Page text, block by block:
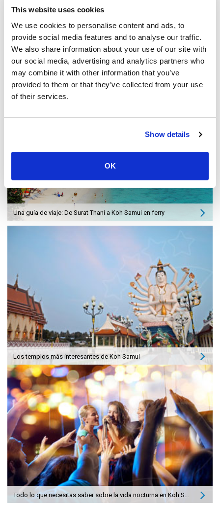
This website uses cookies
We use cookies to personalise content and ads, to
provide social media features and to analyse our traffic.
We also share information about your use of our site with
our social media, advertising and analytics partners who
may combine it with other information that you’ve
provided to them or that they’ve collected from your use
of their services.
Show details
OK
Últimos artículos
Una guía de viaje: De Surat Thani a Koh Samui en ferry
Los templos más interesantes de Koh Samui
Todo lo que necesitas saber sobre la vida nocturna en Koh Samui